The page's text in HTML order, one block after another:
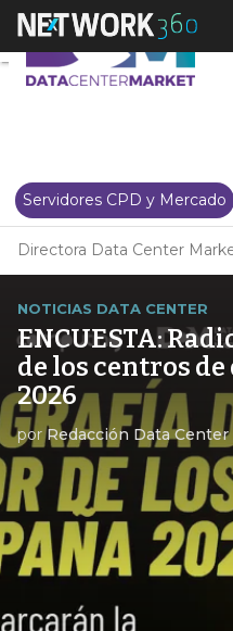
Servidores CPD y Mercado
Directora Data Center
NOTICIAS DATA CENTER
ENCUESTA:
de los centros
2026
porRedacción Data